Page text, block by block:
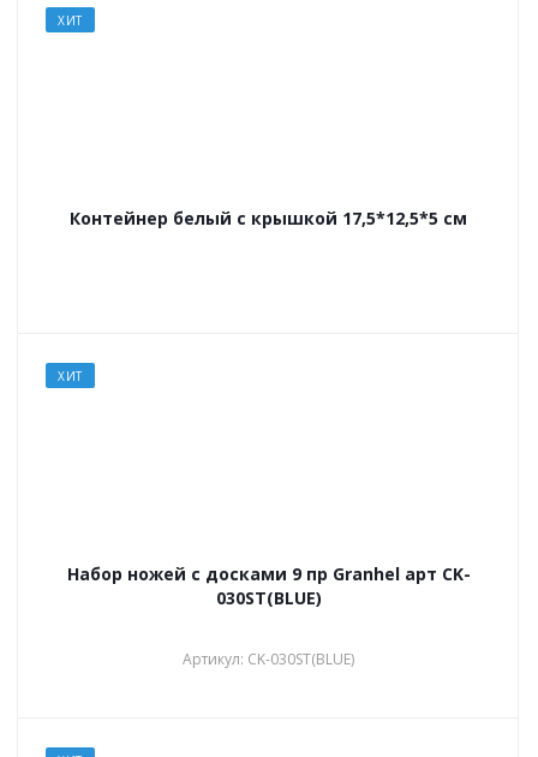
ХИТ
Контейнер белый с крышкой 17,5*12,5*5 см
ХИТ
Набор ножей с досками 9 пр Granhel арт CK-
030ST(BLUE)
Артикул: CK-030ST(BLUE)